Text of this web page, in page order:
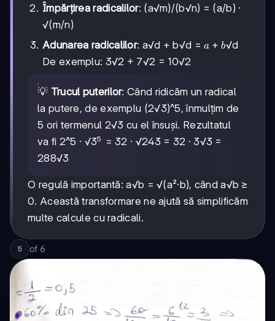
Împărțirea radicalilor: (a√m)/(b√n) = (a/b) ·
√(m/n)
Adunarea radicalilor: a√d + b√d =a+b
a + b√d
De exemplu: 3√2 + 7√2 = 10√2
💡 Trucul puterilor: Când ridicăm un radical
la putere, de exemplu (2√3)^5, înmulțim de
5 ori termenul 2√3 cu el însuși. Rezultatul
va fi 2^5 · √3^5
35
= 32 · √243 = 32 · 3√3 =
288√3
O regulă importantă: a√b = √(a²·b), când a√b ≥
0. Această transformare ne ajută să simplificăm
multe calcule cu radicali.
5 of 6